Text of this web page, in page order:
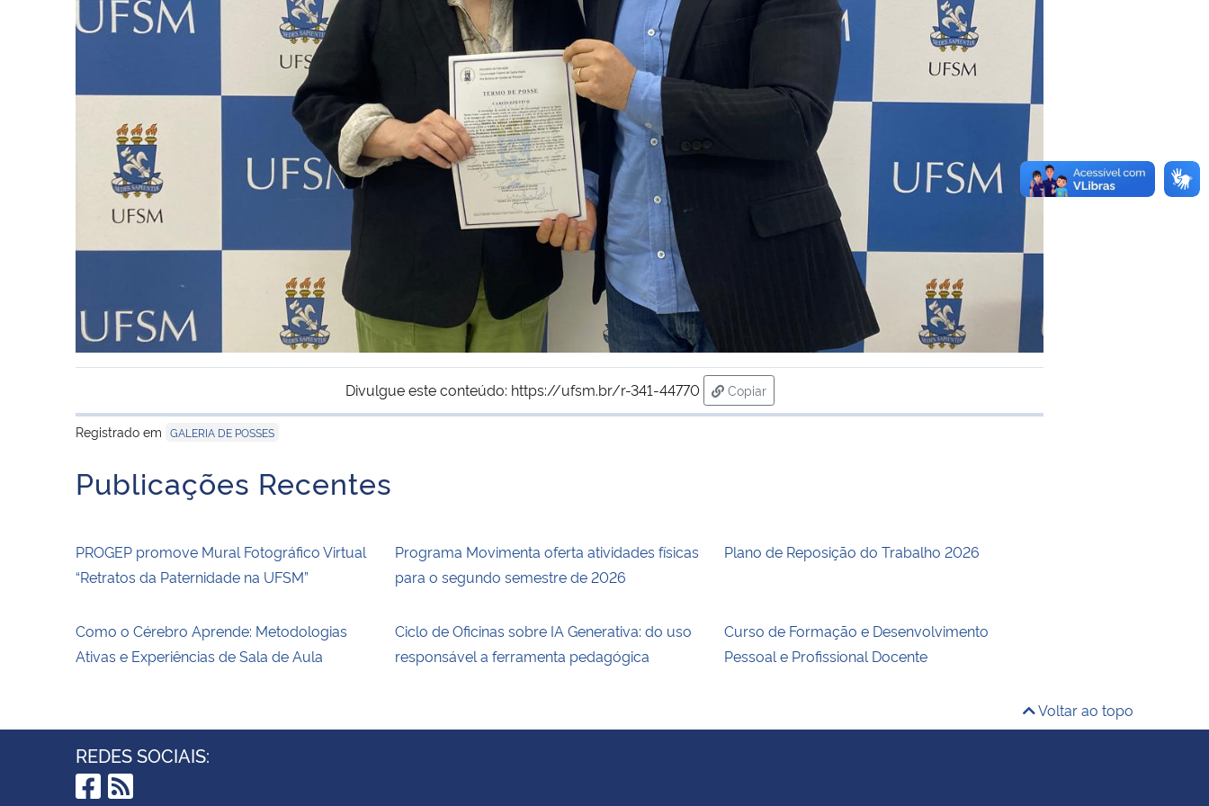
Divulgue este conteúdo: https://ufsm.br/r-341-44770
Copiar
para área de transferência
Registrado em GALERIA DE POSSES
Publicações Recentes
PROGEP promove Mural Fotográfico Virtual
“Retratos da Paternidade na UFSM”
Programa Movimenta oferta atividades físicas
para o segundo semestre de 2026
Plano de Reposição do Trabalho 2026
Como o Cérebro Aprende: Metodologias
Ativas e Experiências de Sala de Aula
Ciclo de Oficinas sobre IA Generativa: do uso
responsável a ferramenta pedagógica
Curso de Formação e Desenvolvimento
Pessoal e Profissional Docente
Voltar ao topo
REDES SOCIAIS: